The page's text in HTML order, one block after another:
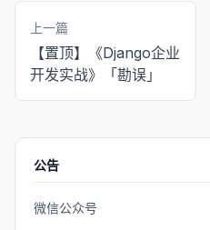
上一篇
【置顶】《Django企业
开发实战》「勘误」
公告
微信公众号